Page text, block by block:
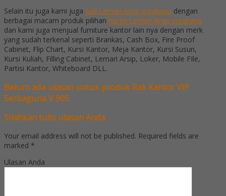
Selain itu juga kami juga jual Lemari Arsip surabaya dengan
berbagai macam produk pilihan harga Lemari Arsip surabaya
dan kami juga menjual furniture kantor lain nya dengan merk
yang sudah terkenal seperti Brankas, Cash Box, Fire Proof
Cabinet, Flip Chart, Kursi Kantor, Meja Kantor, Kursi Susun,
Kursi Kuliah, Filling Cabinet, Lemari Arsip, Loker, Mobile FIle,
Partisi Kantor, Whiteboard DLL.
Belum ada ulasan untuk produk Rak Kantor VIP
Serbaguna V 905
Silahkan tulis ulasan Anda
Your email address will not be published. Required fields are
marked *
Ulasan Anda